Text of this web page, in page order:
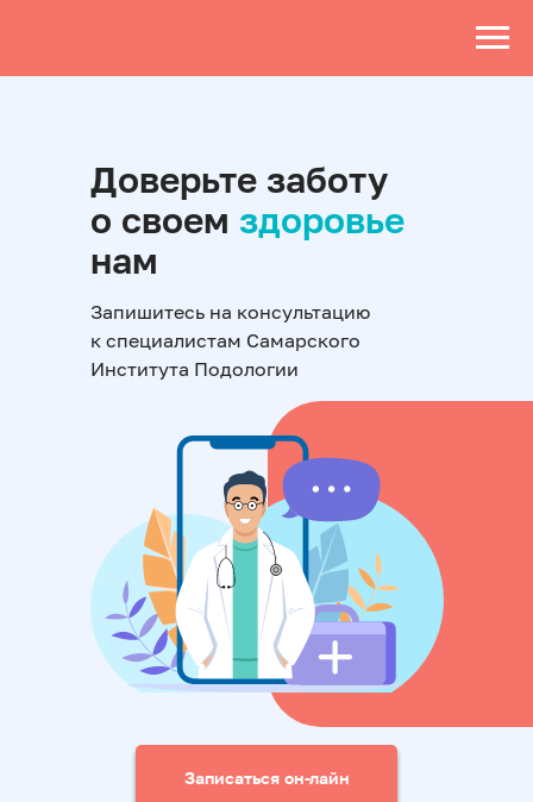
Доверьте заботу
о своем здоровье
нам
Запишитесь на консультацию
к специалистам Самарского
Института Подологии
Записаться он-лайн